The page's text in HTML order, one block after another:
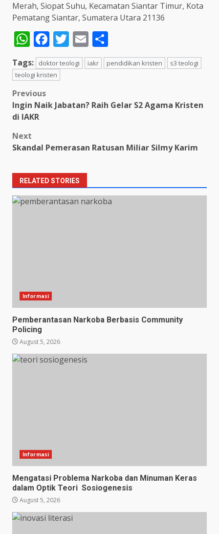
Merah, Siopat Suhu, Kecamatan Siantar Timur, Kota
Pematang Siantar, Sumatera Utara 21136
WhatsApp
Facebook
Twitter
Email
Tags: doktor teologi iakr pendidikan kristen
s3 teologi
teologi kristen
Post
navigation
Previous
Ingin Naik Jabatan? Raih Gelar S2 Agama Kristen
di IAKR
Next
Skandal Pemerasan Ratusan Miliar Silmy Karim
RELATED STORIES
Informasi
Pemberantasan Narkoba Berbasis Community
Policing
August 5, 2026
Informasi
Mengatasi Problema Narkoba dan Minuman Keras
dalam Optik Teori Sosiogenesis
August 5, 2026